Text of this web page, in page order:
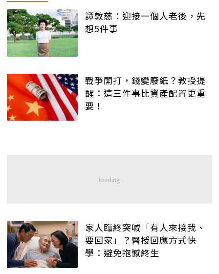
譚敦慈：迎接一個人老後，先
想5件事
戰爭開打，錢變廢紙？教授提
醒：這三件事比資產配置更重
要！
家人臨終突喊「有人來接我、
要回家」？醫授回應方式快
學：避免抱憾終生